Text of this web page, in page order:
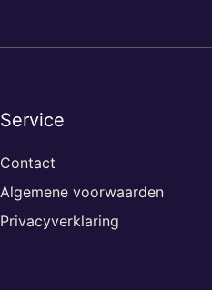
Service
Contact
Algemene voorwaarden
Privacyverklaring